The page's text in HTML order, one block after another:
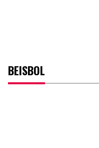
BEISBOL